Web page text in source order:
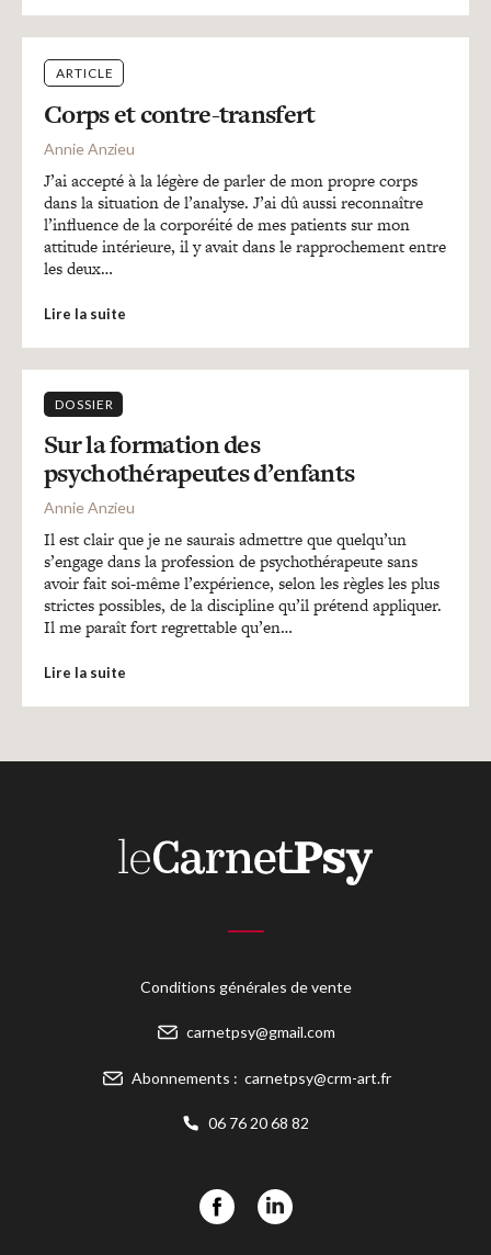
Colloque
Mon panier
Mon compte
DOSSIER
Sur la formation des
psychothérapeutes d’enfants
Annie Anzieu
Il est clair que je ne saurais admettre que quelqu’un
s’engage dans la profession de psychothérapeute sans
avoir fait soi-même l’expérience, selon les règles les plus
strictes possibles, de la discipline qu’il prétend appliquer.
Il me paraît fort regrettable qu’en…
Lire la suite
ARTICLE
Corps et contre-transfert
Annie Anzieu
J’ai accepté à la légère de parler de mon propre corps
dans la situation de l’analyse. J’ai dû aussi reconnaître
l’influence de la corporéité de mes patients sur mon
attitude intérieure, il y avait dans le rapprochement entre
les deux…
Lire la suite
Conditions générales de vente
carnetpsy@gmail.com
Abonnements : carnetpsy@crm-art.fr
06 76 20 68 82